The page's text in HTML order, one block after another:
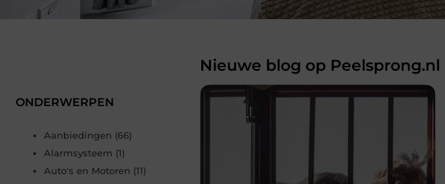
Nieuwe blog op Peelsprong.nl
ONDERWERPEN
Aanbiedingen (66)
Alarmsysteem (1)
Auto's en Motoren (11)